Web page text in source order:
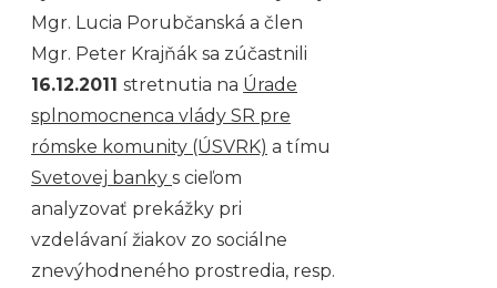
Mgr. Lucia Porubčanská a člen
Mgr. Peter Krajňák sa zúčastnili
16.12.2011 stretnutia na Úrade
splnomocnenca vlády SR pre
rómske komunity (ÚSVRK) a tímu
Svetovej banky s cieľom
analyzovať prekážky pri
vzdelávaní žiakov zo sociálne
znevýhodneného prostredia, resp.